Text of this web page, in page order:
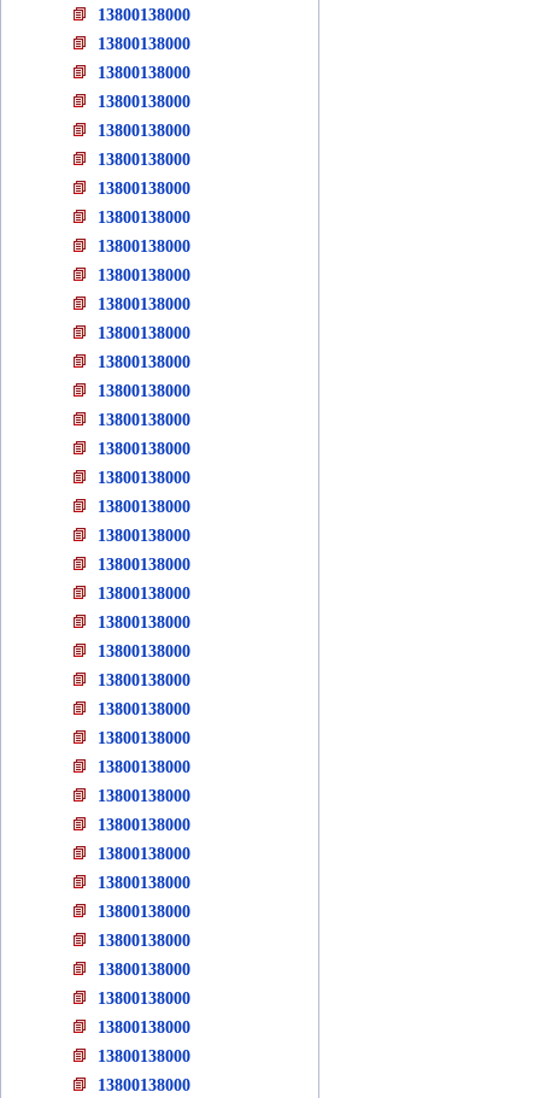
13800138000
13800138000
13800138000
13800138000
13800138000
13800138000
13800138000
13800138000
13800138000
13800138000
13800138000
13800138000
13800138000
13800138000
13800138000
13800138000
13800138000
13800138000
13800138000
13800138000
13800138000
13800138000
13800138000
13800138000
13800138000
13800138000
13800138000
13800138000
13800138000
13800138000
13800138000
13800138000
13800138000
13800138000
13800138000
13800138000
13800138000
13800138000